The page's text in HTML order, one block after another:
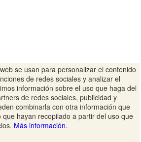
se usan para personalizar el contenido
de redes sociales y analizar el
información sobre el uso que haga del
de redes sociales, publicidad y
combinarla con otra información que
hayan recopilado a partir del uso que
Más información.